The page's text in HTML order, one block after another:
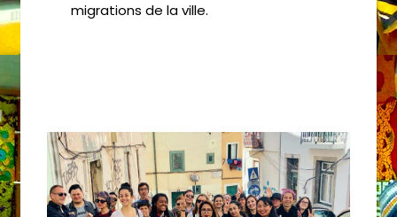
migrations de la ville.